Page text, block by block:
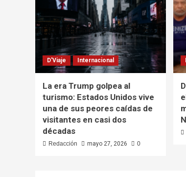
D'Viaje Internacional
La era Trump golpea al
turismo: Estados Unidos vive
una de sus peores caídas de
visitantes en casi dos
décadas
Redacción mayo 27, 2026 0